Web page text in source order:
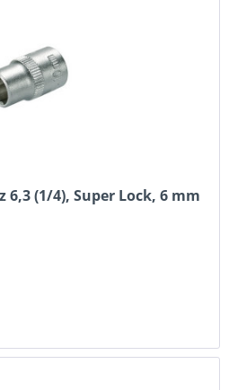
6,3 (1/4), Super Lock, 6 mm